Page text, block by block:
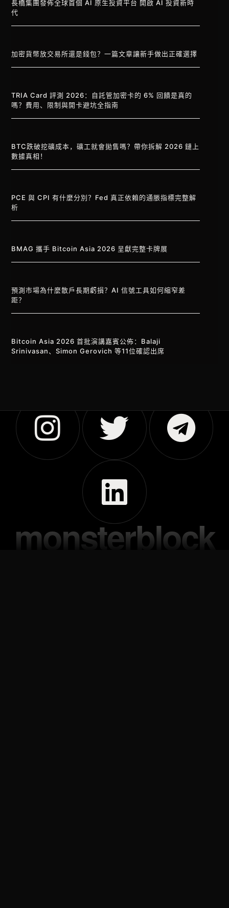
長橋集團發佈全球首個 AI 原生投資平台 開啟 AI 投資新時
代
加密貨幣放交易所還是錢包？一篇文章讓新手做出正確選擇
TRIA Card 評測 2026：自託管加密卡的 6% 回饋是真的
嗎？費用、限制與開卡避坑全指南
BTC跌破挖礦成本，礦工就會拋售嗎？帶你拆解 2026 鏈上
數據真相！
PCE 與 CPI 有什麼分別？Fed 真正依賴的通脹指標完整解
析
BMAG 攜手 Bitcoin Asia 2026 呈獻完整卡牌展
預測市場為什麼散戶長期虧損？AI 信號工具如何縮窄差
距？
Bitcoin Asia 2026 首批演講嘉賓公佈：Balaji
Srinivasan、Simon Gerovich 等11位確認出席